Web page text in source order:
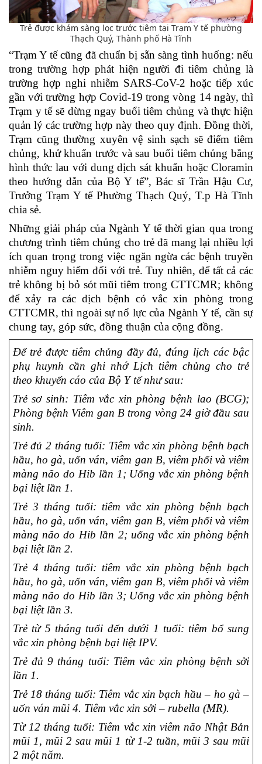
Trẻ được khám sàng lọc trước tiêm tại Trạm Y tế phường
Thạch Quý, Thành phố Hà Tĩnh
“Trạm Y tế cũng đã chuẩn bị sẵn sàng tình huống: nếu
trong trường hợp phát hiện người đi tiêm chủng là
trường hợp nghi nhiễm SARS-CoV-2 hoặc tiếp xúc
gần với trường hợp Covid-19 trong vòng 14 ngày, thì
Trạm y tế sẽ dừng ngay buổi tiêm chủng và thực hiện
quản lý các trường hợp này theo quy định. Đồng thời,
Trạm cũng thường xuyên vệ sinh sạch sẽ điểm tiêm
chủng, khử khuẩn trước và sau buổi tiêm chủng bằng
hình thức lau với dung dịch sát khuẩn hoặc Cloramin
theo hướng dẫn của Bộ Y tế”, Bác sĩ Trần Hậu Cư,
Trưởng Trạm Y tế Phường Thạch Quý, T.p Hà Tĩnh
chia sẻ.
Những giải pháp của Ngành Y tế thời gian qua trong
chương trình tiêm chủng cho trẻ đã mang lại nhiều lợi
ích quan trọng trong việc ngăn ngừa các bệnh truyền
nhiễm nguy hiểm đối với trẻ. Tuy nhiên, để tất cả các
trẻ không bị bỏ sót mũi tiêm trong CTTCMR; không
để xảy ra các dịch bệnh có vắc xin phòng trong
CTTCMR, thì ngoài sự nổ lực của Ngành Y tế, cần sự
chung tay, góp sức, đồng thuận của cộng đồng.
Để trẻ được tiêm chủng đầy đủ, đúng lịch các bậc
phụ huynh cần ghi nhớ Lịch tiêm chủng cho trẻ
theo khuyến cáo của Bộ Y tế như sau:
Trẻ sơ sinh: Tiêm vắc xin phòng bệnh lao (BCG);
Phòng bệnh Viêm gan B trong vòng 24 giờ đầu sau
sinh.
Trẻ đủ 2 tháng tuổi: Tiêm vắc xin phòng bệnh bạch
hầu, ho gà, uốn ván, viêm gan B, viêm phổi và viêm
màng não do Hib lần 1; Uống vắc xin phòng bệnh
bại liệt lần 1.
Trẻ 3 tháng tuổi: tiêm vắc xin phòng bệnh bạch
hầu, ho gà, uốn ván, viêm gan B, viêm phổi và viêm
màng não do Hib lần 2; uống vắc xin phòng bệnh
bại liệt lần 2.
Trẻ 4 tháng tuổi: tiêm vắc xin phòng bệnh bạch
hầu, ho gà, uốn ván, viêm gan B, viêm phổi và viêm
màng não do Hib lần 3; Uống vắc xin phòng bệnh
bại liệt lần 3.
Trẻ từ 5 tháng tuổi đến dưới 1 tuổi: tiêm bổ sung
vắc xin phòng bệnh bại liệt IPV.
Trẻ đủ 9 tháng tuổi: Tiêm vắc xin phòng bệnh sởi
lần 1.
Trẻ 18 tháng tuổi: Tiêm vắc xin bạch hầu – ho gà –
uốn ván mũi 4. Tiêm vắc xin sởi – rubella (MR).
Từ 12 tháng tuổi: Tiêm vắc xin viêm não Nhật Bản
mũi 1, mũi 2 sau mũi 1 từ 1-2 tuần, mũi 3 sau mũi
2 một năm.